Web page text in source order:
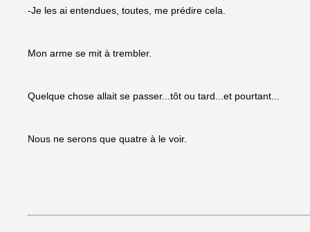
-Je les ai entendues, toutes, me prédire cela.
Mon arme se mit à trembler.
Quelque chose allait se passer...tôt ou tard...et pourtant...
Nous ne serons que quatre à le voir.